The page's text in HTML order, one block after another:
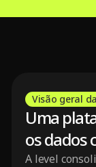
Visão geral
Uma
os dados
A level